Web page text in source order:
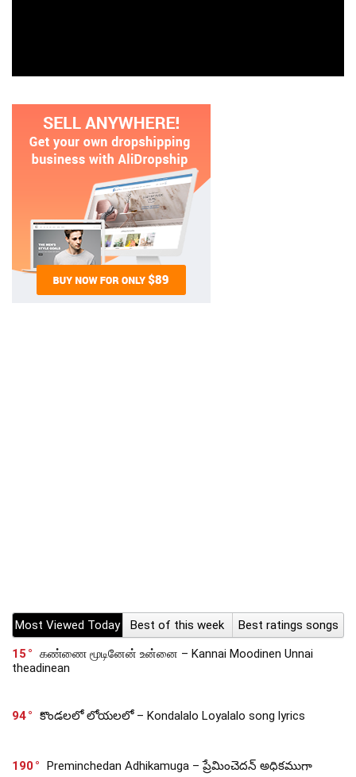
Most Viewed Today Best of this week
Best ratings songs
15
கண்ணை மூடினேன் உன்னை – Kannai Moodinen Unnai
theadinean
94 కొండలలో లోయలలో – Kondalalo Loyalalo song lyrics
190 Preminchedan Adhikamuga – ప్రేమించెదన్ అధికముగా